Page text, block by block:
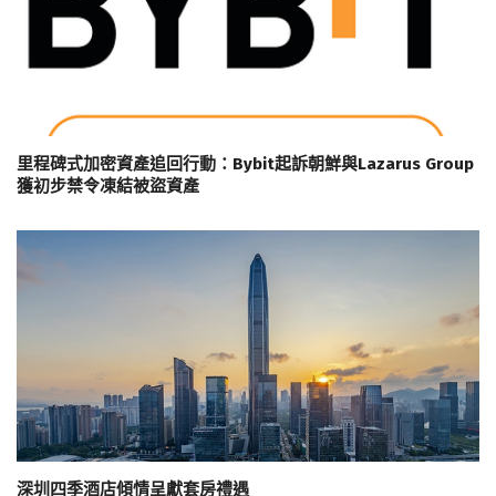
里程碑式加密資產追回行動：Bybit起訴朝鮮與Lazarus Group
獲初步禁令凍結被盜資產
深圳四季酒店傾情呈獻套房禮遇